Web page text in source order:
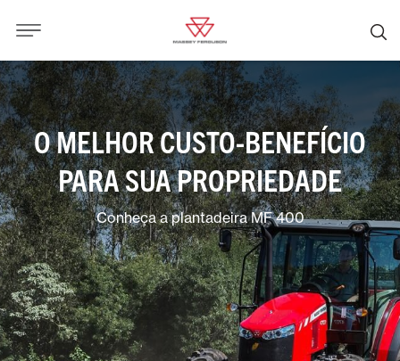
O MELHOR CUSTO-BENEFÍCIO
PARA SUA PROPRIEDADE
Conheça a plantadeira MF 400